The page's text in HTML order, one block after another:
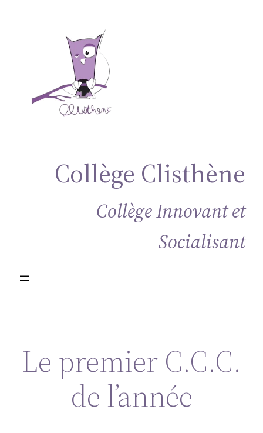
Collège Clisthène
Collège Innovant et
Socialisant
Le premier C.C.C.
de l’année